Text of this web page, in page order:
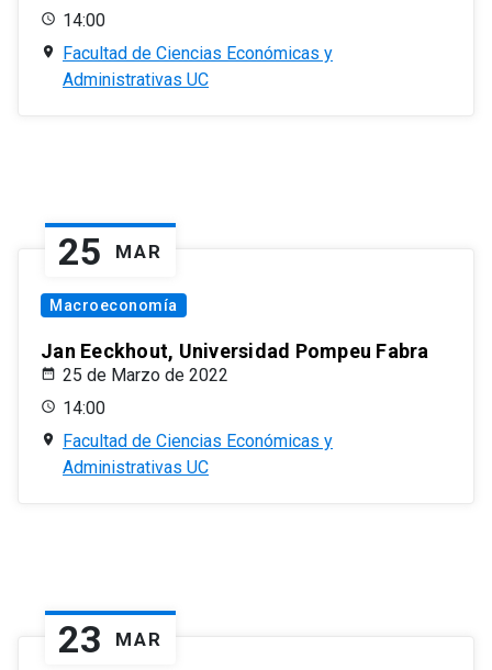
14:00
Facultad de Ciencias Económicas y
Administrativas UC
25 MAR
Macroeconomía
Jan Eeckhout, Universidad Pompeu Fabra
25 de Marzo de 2022
14:00
Facultad de Ciencias Económicas y
Administrativas UC
23 MAR